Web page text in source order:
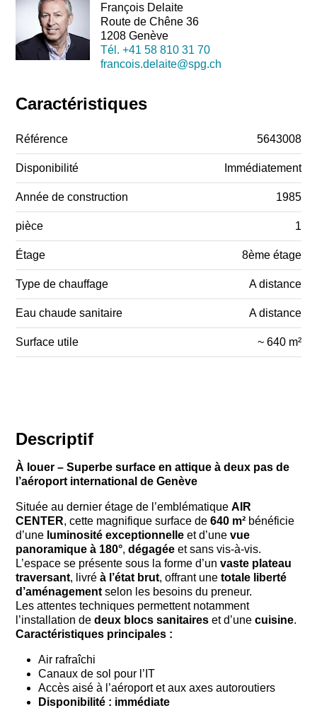
Descriptif
À louer – Superbe surface en attique à deux pas de
l’aéroport international de Genève
Située au dernier étage de l’emblématiqueAIR
CENTER, cette magnifique surface de640 m² bénéficie
d’une luminosité exceptionnelle et d’unevue
panoramique à 180°,dégagée et sans vis-à-vis.
L’espace se présente sous la forme d’unvaste plateau
traversant, livréà l’état brut, offrant unetotale liberté
d’aménagement selon les besoins du preneur.
Les attentes techniques permettent notamment
l’installation dedeux blocs sanitaires et d’unecuisine.
Caractéristiques principales :
Air rafraîchi
Canaux de sol pour l’IT
Accès aisé à l’aéroport et aux axes autoroutiers
Disponibilité : immédiate
François Delaite
Route de Chêne 36
1208 Genève
Tél. +41 58 810 31 70
francois.delaite@spg.ch
Caractéristiques
Référence 5643008
Disponibilité Immédiatement
Année de construction 1985
pièce 1
Étage 8ème étage
Type de chauffage A distance
Eau chaude sanitaire A distance
Surface utile ~ 640 m²